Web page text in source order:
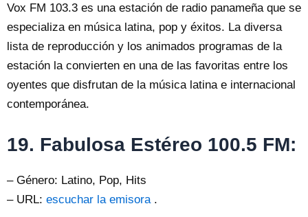
Vox FM 103.3 es una estación de radio panameña que se
especializa en música latina, pop y éxitos. La diversa
lista de reproducción y los animados programas de la
estación la convierten en una de las favoritas entre los
oyentes que disfrutan de la música latina e internacional
contemporánea.
19. Fabulosa Estéreo 100.5 FM:
– Género: Latino, Pop, Hits
– URL: escuchar la emisora .